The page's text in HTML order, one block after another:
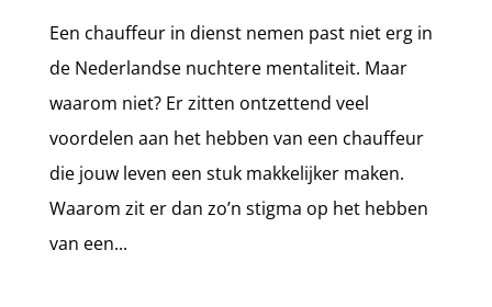
Een chauffeur in dienst nemen past niet erg in
de Nederlandse nuchtere mentaliteit. Maar
waarom niet? Er zitten ontzettend veel
voordelen aan het hebben van een chauffeur
die jouw leven een stuk makkelijker maken.
Waarom zit er dan zo’n stigma op het hebben
van een...